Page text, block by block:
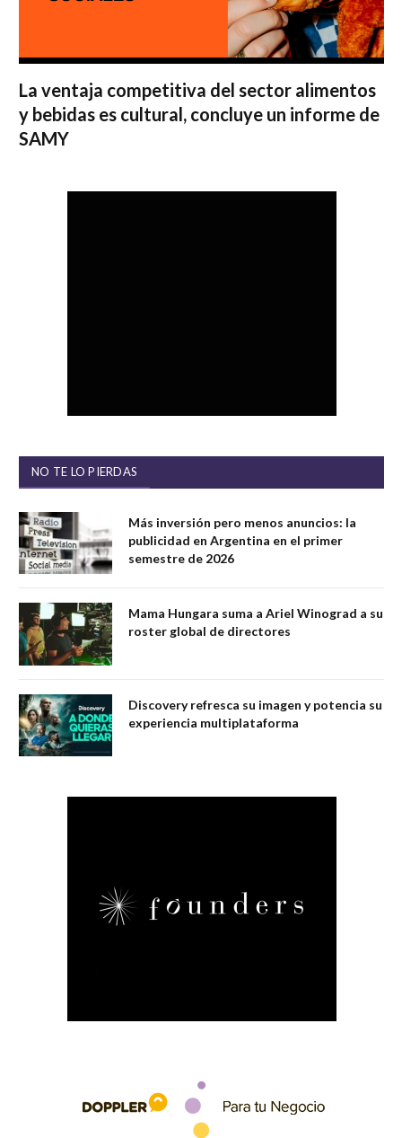
La ventaja competitiva del sector alimentos
y bebidas es cultural, concluye un informe de
SAMY
NO TE LO PIERDAS
Más inversión pero menos anuncios: la
publicidad en Argentina en el primer
semestre de 2026
Mama Hungara suma a Ariel Winograd a su
roster global de directores
Discovery refresca su imagen y potencia su
experiencia multiplataforma